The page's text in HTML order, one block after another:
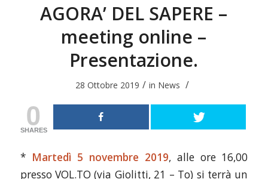
AGORA’ DEL SAPERE –
meeting online –
Presentazione.
28 Ottobre 2019 / in News /
0
SHARES
* Martedì 5 novembre 2019, alle ore 16,00
presso VOL.TO (via Giolitti, 21 – To) si terrà un